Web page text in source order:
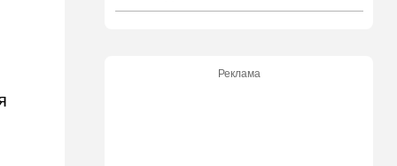
снова летят в Израиль
Реклама